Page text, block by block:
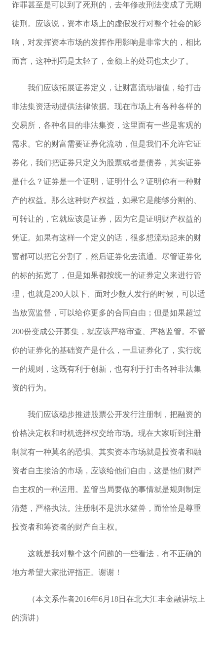
诈罪甚至是可以到了死刑的，去年修改刑法变成了无期
徒刑。应该说，资本市场上的虚假发行对整个社会的影
响，对发挥资本市场的发挥作用影响是非常大的，相比
而言，这种刑罚是太轻了，金额上的处罚也太少了。
我们应该拓展证券定义，让财富流动增值，给打击
非法集资活动提供法律依据。现在市场上有各种各样的
交易所，各种名目的非法集资，这里面有一些是客观的
需求。它的财富需要证券化流动，但是我们不允许它证
券化，我们把证券只定义为股票或者是债券，其实证券
是什么？证券是一个证明，证明什么？证明你有一种财
产的权益。那么这种财产权益，如果它是能够分割的、
可转让的，它就应该是证券，因为它是证明财产权益的
凭证。如果有这样一个定义的话，很多想流动起来的财
富都可以把它分割了，然后证券化去流通。尽管证券化
的标的拓宽了，但是如果都按统一的证券定义来进行管
理，也就是200人以下、面对少数人发行的时候，可以适
当放宽监督，可以给你更多的合同自由；但是如果超过
200份变成公开募集，就应该严格审查、严格监管。不管
你的证券化的基础资产是什么，一旦证券化了，实行统
一的规则，这既有利于创新，也有利于打击各种非法集
资的行为。
我们应该稳步推进股票公开发行注册制，把融资的
价格决定权和时机选择权交给市场。现在大家听到注册
制就有一种莫名的恐惧。其实资本市场就是投资者和融
资者自主接洽的市场，应该给他们自由，这是他们财产
自主权的一种运用。监管当局要做的事情就是规则制定
清楚，严格执法。注册制不是洪水猛兽，而恰恰是尊重
投资者和筹资者的财产自主权。
这就是我对整个这个问题的一些看法，有不正确的
地方希望大家批评指正。谢谢！
（本文系作者2016年6月18日在北大汇丰金融讲坛上
的演讲）